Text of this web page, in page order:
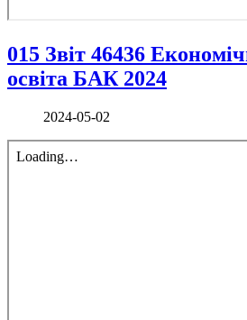
015 Звіт 46436
освіта БАК 2024
2024-05-02